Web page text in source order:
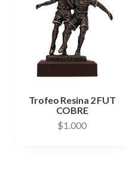
Trofeo Resina 2 FUT
COBRE
$1.000